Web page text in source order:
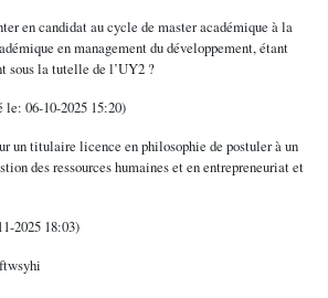
en candidat au cycle de master académique à la
en management du développement, étant
sous la tutelle de l’UY2 ?
le: 06-10-2025 15:20)
un titulaire licence en philosophie de postuler à un
des ressources humaines et en entrepreneuriat et
2025 18:03)